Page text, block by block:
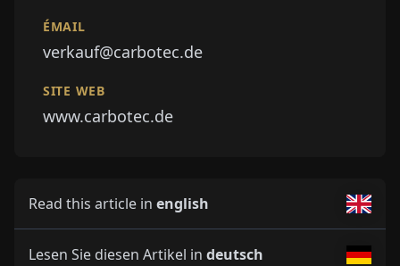
ÉMAIL
verkauf@carbotec.de
SITE WEB
www.carbotec.de
Read this article in english
Lesen Sie diesen Artikel in deutsch